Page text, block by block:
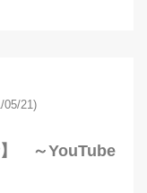
05/21)
】 ～YouTube